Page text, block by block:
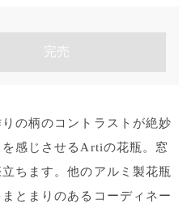
完売
の柄のコントラストが絶妙
感じさせるArtiの花瓶。窓
ちます。他のアルミ製花瓶
とまりのあるコーディネー